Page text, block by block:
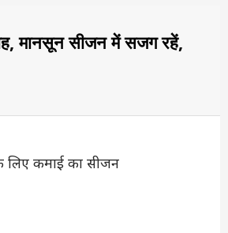
मानसून सीजन में सजग रहें,
लिए कमाई का सीजन